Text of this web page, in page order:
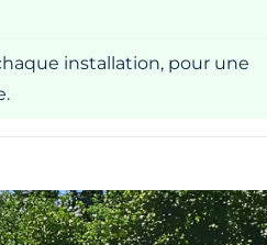
installation, pour une